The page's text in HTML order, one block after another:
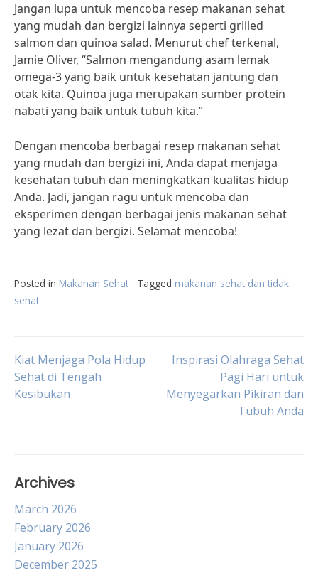
Jangan lupa untuk mencoba resep makanan sehat
yang mudah dan bergizi lainnya seperti grilled
salmon dan quinoa salad. Menurut chef terkenal,
Jamie Oliver, “Salmon mengandung asam lemak
omega-3 yang baik untuk kesehatan jantung dan
otak kita. Quinoa juga merupakan sumber protein
nabati yang baik untuk tubuh kita.”
Dengan mencoba berbagai resep makanan sehat
yang mudah dan bergizi ini, Anda dapat menjaga
kesehatan tubuh dan meningkatkan kualitas hidup
Anda. Jadi, jangan ragu untuk mencoba dan
eksperimen dengan berbagai jenis makanan sehat
yang lezat dan bergizi. Selamat mencoba!
Posted in Makanan Sehat Tagged makanan sehat dan tidak
sehat
Post
navigation
Kiat Menjaga Pola Hidup
Sehat di Tengah
Kesibukan
Inspirasi Olahraga Sehat
Pagi Hari untuk
Menyegarkan Pikiran dan
Tubuh Anda
Archives
March 2026
February 2026
January 2026
December 2025